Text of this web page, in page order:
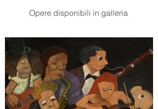
Opere disponibili in galleria